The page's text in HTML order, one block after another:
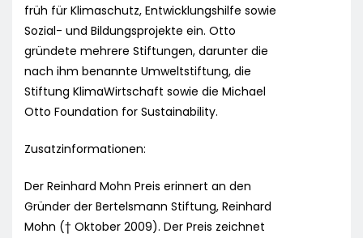
früh für Klimaschutz, Entwicklungshilfe sowie
Sozial- und Bildungsprojekte ein. Otto
gründete mehrere Stiftungen, darunter die
nach ihm benannte Umweltstiftung, die
Stiftung KlimaWirtschaft sowie die Michael
Otto Foundation for Sustainability.
Zusatzinformationen:
Der Reinhard Mohn Preis erinnert an den
Gründer der Bertelsmann Stiftung, Reinhard
Mohn († Oktober 2009). Der Preis zeichnet